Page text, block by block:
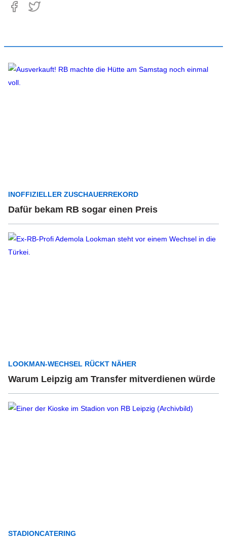
INOFFIZIELLER ZUSCHAUERREKORD
Dafür bekam RB sogar einen Preis
LOOKMAN-WECHSEL RÜCKT NÄHER
Warum Leipzig am Transfer mitverdienen würde
STADIONCATERING